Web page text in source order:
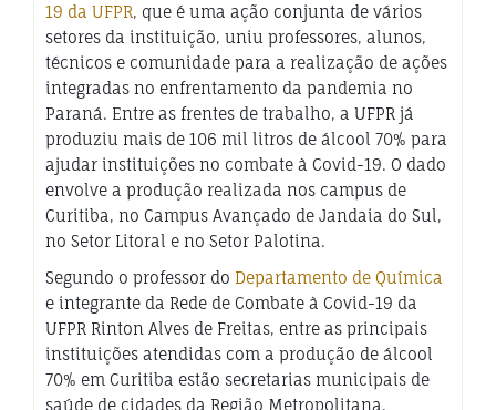
19 da UFPR, que é uma ação conjunta de vários
setores da instituição, uniu professores, alunos,
técnicos e comunidade para a realização de ações
integradas no enfrentamento da pandemia no
Paraná. Entre as frentes de trabalho, a UFPR já
produziu mais de 106 mil litros de álcool 70% para
ajudar instituições no combate à Covid-19. O dado
envolve a produção realizada nos campus de
Curitiba, no Campus Avançado de Jandaia do Sul,
no Setor Litoral e no Setor Palotina.
Segundo o professor do Departamento de Química
e integrante da Rede de Combate à Covid-19 da
UFPR Rinton Alves de Freitas, entre as principais
instituições atendidas com a produção de álcool
70% em Curitiba estão secretarias municipais de
saúde de cidades da Região Metropolitana,